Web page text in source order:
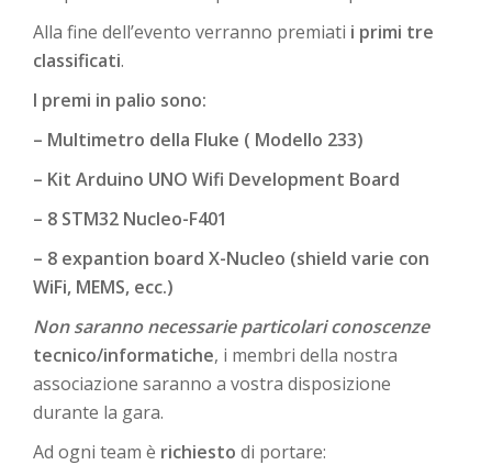
Alla fine dell’evento verranno premiati i primi tre
classificati.
I premi in palio sono:
– Multimetro della Fluke ( Modello 233)
– Kit Arduino UNO Wifi Development Board
– 8 STM32 Nucleo-F401
– 8 expantion board X-Nucleo (shield varie con
WiFi, MEMS, ecc.)
Non saranno necessarie particolari conoscenze
tecnico/informatiche, i membri della nostra
associazione saranno a vostra disposizione
durante la gara.
Ad ogni team è richiesto di portare: